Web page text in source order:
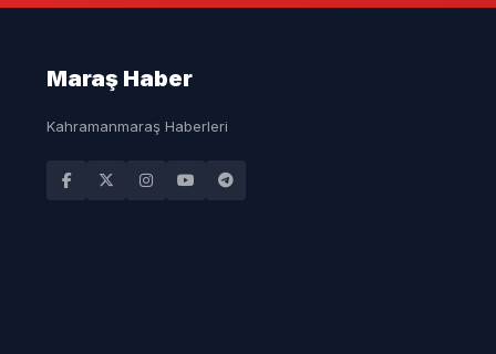
Maraş Haber
Kahramanmaraş Haberleri